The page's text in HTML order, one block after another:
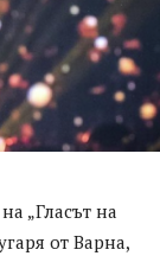
„Гласът на
от Варна,